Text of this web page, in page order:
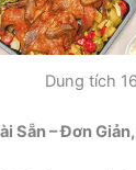
Dung tích
Sẵn – Đơn